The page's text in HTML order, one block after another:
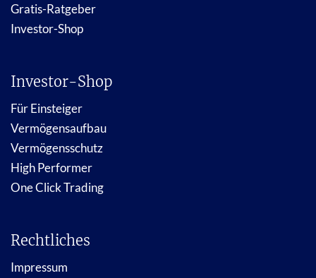
Gratis-Ratgeber
Investor-Shop
Investor-Shop
Für Einsteiger
Vermögensaufbau
Vermögensschutz
High Performer
One Click Trading
Rechtliches
Impressum